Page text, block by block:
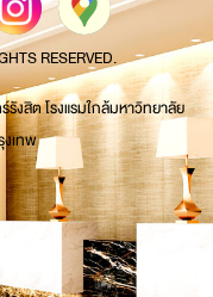
RESERVED.
งสิต โรงแรมใกล้มหาวิทยาลัย
งเทพ